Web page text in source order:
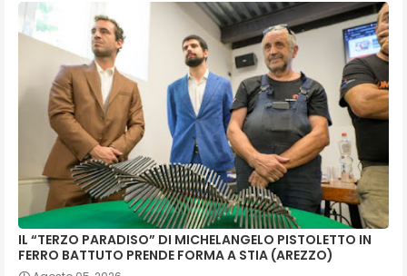
IL “TERZO PARADISO” DI MICHELANGELO PISTOLETTO IN
FERRO BATTUTO PRENDE FORMA A STIA (AREZZO)